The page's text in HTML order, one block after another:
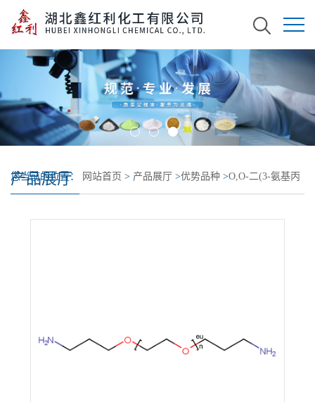
产品展厅
您当前的位置： 网站首页 > 产品展厅 >优势品种 >O,O-二(3-氨基丙